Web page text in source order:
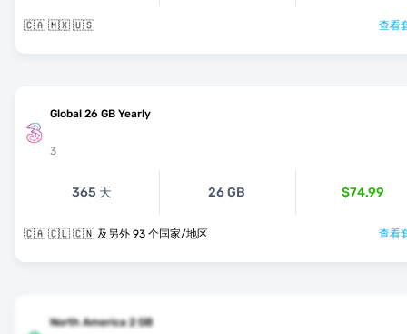
🇨🇦 🇲🇽 🇺🇸 查看
Global 26 GB Yearly
3
365 天 26 GB $74.99
🇨🇦 🇨🇱 🇨🇳 及另外 93 个国家/地区 查看
North America 2 GB